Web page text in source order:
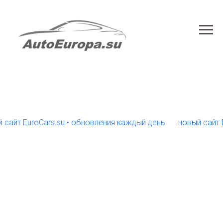
• обновления каждый день новый сайт